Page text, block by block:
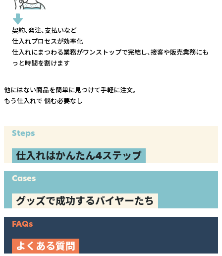
契約、発注、支払いなど
仕入れプロセスが効率化
仕入れにまつわる業務がワンストップで完結し、接客や販売業務にも
っと時間を割けます
他にはない商品を簡単に見つけて手軽に注文。
もう仕入れで 悩む必要なし
Steps
仕入れはかんたん4ステップ
Cases
グッズで成功するバイヤーたち
FAQs
よくある質問